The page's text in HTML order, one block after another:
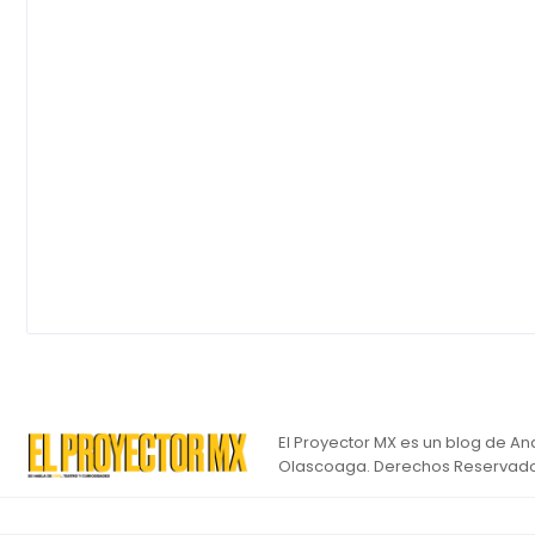
El Proyector MX es un blog de
Olascoaga. Derechos